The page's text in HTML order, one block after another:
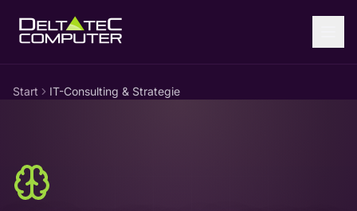
Start IT-Consulting & Strategie